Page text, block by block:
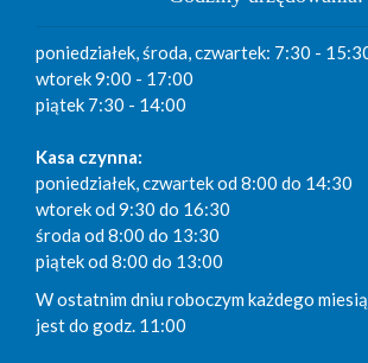
poniedziałek, środa, czwartek: 7:30 -
wtorek 9:00 - 17:00
piątek 7:30 - 14:00
Kasa czynna:
poniedziałek, czwartek od 8:00 do 14:30
wtorek od 9:30 do 16:30
środa od 8:00 do 13:30
piątek od 8:00 do 13:00
W ostatnim dniu roboczym każdego
jest do godz. 11:00